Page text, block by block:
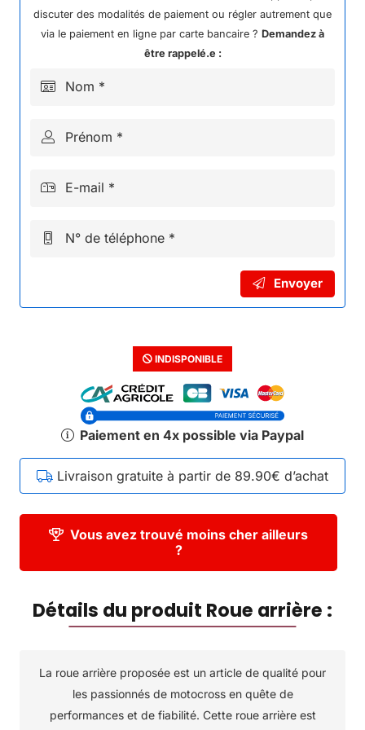
discuter des modalités de paiement ou régler autrement que
via le paiement en ligne par carte bancaire ? Demandez à
être rappelé.e :
Nom *
Prénom *
E-mail *
N° de téléphone *
Envoyer
INDISPONIBLE
Paiement en 4x possible via Paypal
Livraison gratuite à partir de 89.90€ d’achat
Vous avez trouvé moins cher ailleurs
?
Détails du produit Roue arrière :
La roue arrière proposée est un article de qualité pour
les passionnés de motocross en quête de
performances et de fiabilité. Cette roue arrière est